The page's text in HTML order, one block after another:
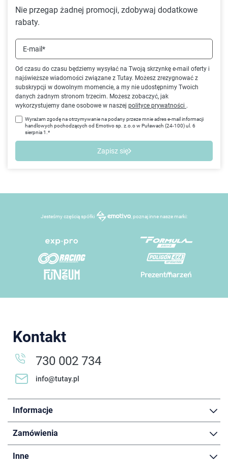
Nie przegap żadnej promocji, zdobywaj dodatkowe
rabaty.
Od czasu do czasu będziemy wysyłać na Twoją skrzynkę e-mail oferty i
najświeższe wiadomości związane z Tutay. Możesz zrezygnować z
subskrypcji w dowolnym momencie, a my nie udostępnimy Twoich
danych żadnym stronom trzecim. Możesz zobaczyć, jak
wykorzystujemy dane osobowe w naszej polityce prywatności .
E-mail*
Wyrażam zgodę na otrzymywanie na podany przeze mnie adres e-mail informacji
handlowych pochodzących od Emotivo sp. z.o.o w Puławach (24-100) ul. 6
sierpnia 1.*
Zapisz się
Jesteśmy częścią spółki , poznaj inne nasze marki:
Kontakt
730 002 734
info@tutay.pl
Informacje
Zamówienia
Inne